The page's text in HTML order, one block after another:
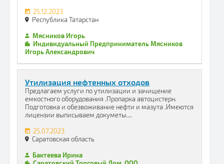
25.12.2023
Республика Татарстан
Мясников Игорь
Индивидуальный Предприниматель Мясников
Игорь Александрович
Утилизация нефтенных отходов
Предлагаем услуги по утилизации и зачищение
емкостного оборудования .Пропарка автоцистерн.
Подготовка и обезвоживание нефти и мазута .Имеются
лицензии выписываем докуметы....
25.07.2023
Саратовская область
Бактеева Ирина